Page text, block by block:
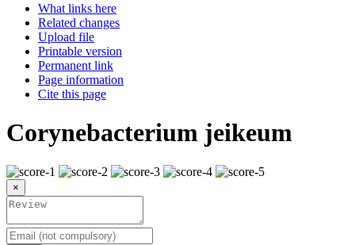
What links here
Related changes
Upload file
Printable version
Permanent link
Page information
Cite this page
Corynebacterium jeikeum
×